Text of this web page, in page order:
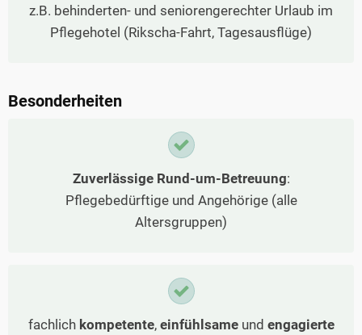
z.B. behinderten- und seniorengerechter Urlaub im
Pflegehotel (Rikscha-Fahrt, Tagesausflüge)
Besonderheiten
Zuverlässige Rund-um-Betreuung:
Pflegebedürftige und Angehörige (alle
Altersgruppen)
fachlich kompetente, einfühlsameund engagierte